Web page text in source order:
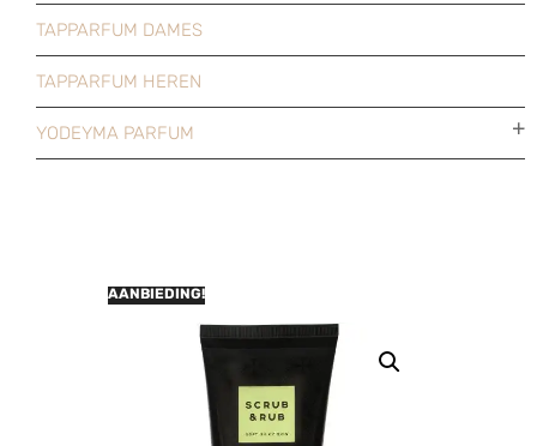
TAPPARFUM DAMES
TAPPARFUM HEREN
YODEYMA PARFUM
AANBIEDING!